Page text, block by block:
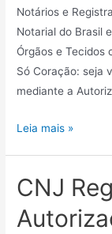
Notários e
Notarial do Brasil
Órgãos e Tecidos
Só Coração: seja
mediante a
Leia mais »
CNJ